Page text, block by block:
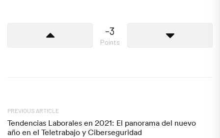
-3
Points
PREVIOUS ARTICLE
Tendencias Laborales en 2021: El panorama del nuevo
año en el Teletrabajo y Ciberseguridad